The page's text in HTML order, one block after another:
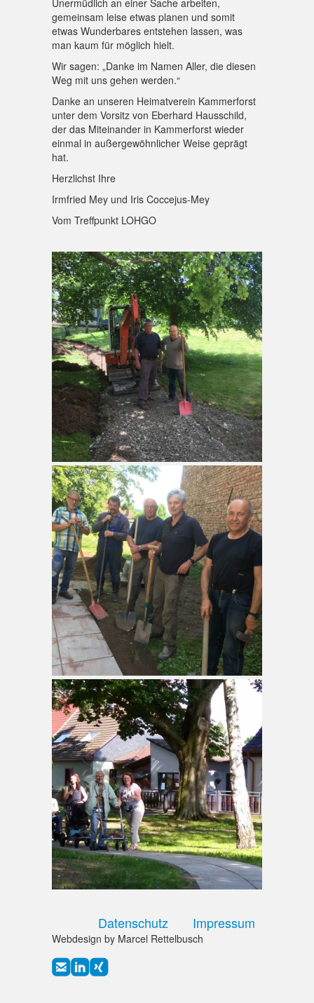
Unermüdlich an einer Sache arbeiten,
gemeinsam leise etwas planen und somit
etwas Wunderbares entstehen lassen, was
man kaum für möglich hielt.
Wir sagen: „Danke im Namen Aller, die diesen
Weg mit uns gehen werden.“
Danke an unseren Heimatverein Kammerforst
unter dem Vorsitz von Eberhard Hausschild,
der das Miteinander in Kammerforst wieder
einmal in außergewöhnlicher Weise geprägt
hat.
Herzlichst Ihre
Irmfried Mey und Iris Coccejus-Mey
Vom Treffpunkt LOHGO
Datenschutz Impressum
Webdesign by Marcel Rettelbusch